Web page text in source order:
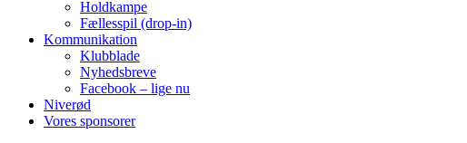
Holdkampe
Fællesspil (drop-in)
Kommunikation
Klubblade
Nyhedsbreve
Facebook – lige nu
Niverød
Vores sponsorer